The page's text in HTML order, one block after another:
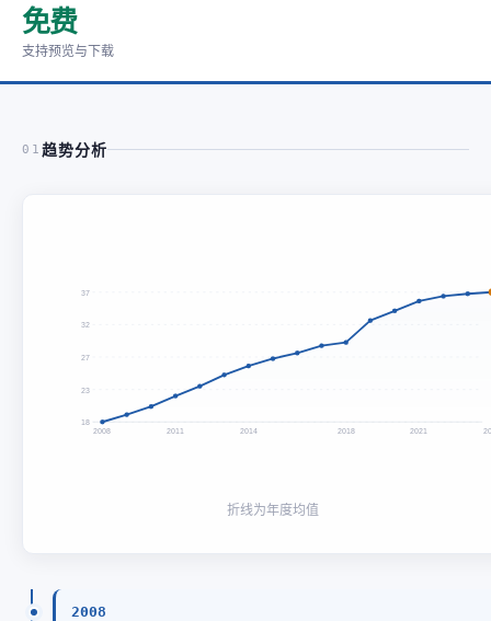
免费
支持预览与下载
01 趋势分析
37
32
27
23
18
2008 2011 2014 2018 2021
折线为年度均值
2008